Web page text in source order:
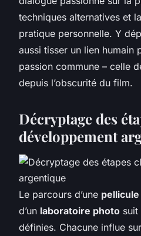
techniques alternatives et
pratique personnelle. Y
aussi tisser un lien humain
passion commune – celle
depuis l’obscurité du film.
Décryptage des
développement
Le parcours d’une
d’un laboratoire photo suit
définies. Chacune influe